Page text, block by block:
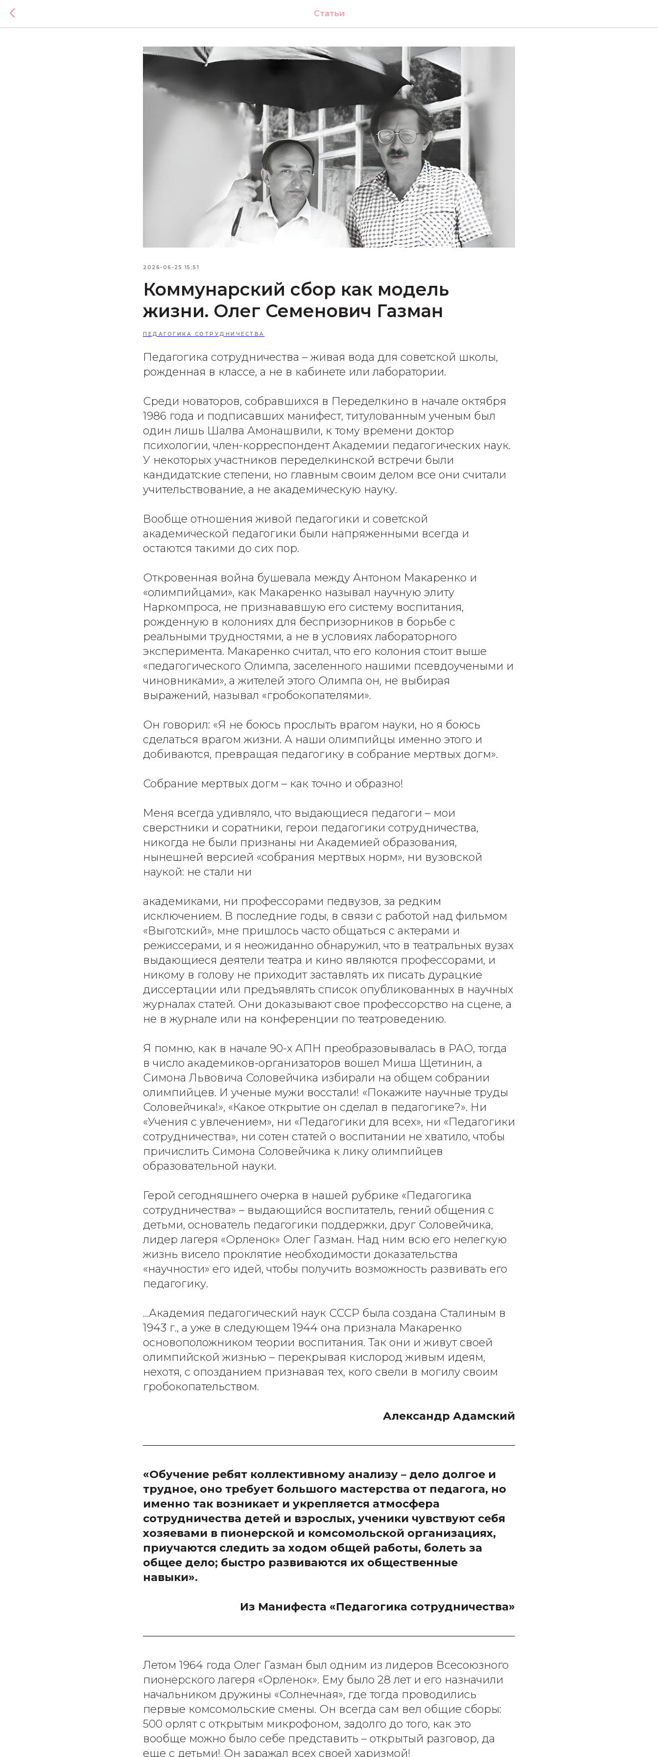
Статьи
2026-06-25 15:51
​Коммунарский сбор как модель
жизни. Олег Семенович Газман
ПЕДАГОГИКА СОТРУДНИЧЕСТВА
Педагогика сотрудничества – живая вода для советской школы,
рожденная в классе, а не в кабинете или лаборатории.
Среди новаторов, собравшихся в Переделкино в начале октября
1986 года и подписавших манифест, титулованным ученым был
один лишь Шалва Амонашвили, к тому времени доктор
психологии, член-корреспондент Академии педагогических наук.
У некоторых участников переделкинской встречи были
кандидатские степени, но главным своим делом все они считали
учительствование, а не академическую науку.
Вообще отношения живой педагогики и советской
академической педагогики были напряженными всегда и
остаются такими до сих пор.
Откровенная война бушевала между Антоном Макаренко и
«олимпийцами», как Макаренко называл научную элиту
Наркомпроса, не признававшую его систему воспитания,
рожденную в колониях для беспризорников в борьбе с
реальными трудностями, а не в условиях лабораторного
эксперимента. Макаренко считал, что его колония стоит выше
«педагогического Олимпа, заселенного нашими псевдоучеными и
чиновниками», а жителей этого Олимпа он, не выбирая
выражений, называл «гробокопателями».
Он говорил: «Я не боюсь прослыть врагом науки, но я боюсь
сделаться врагом жизни. А наши олимпийцы именно этого и
добиваются, превращая педагогику в собрание мертвых догм».
Собрание мертвых догм – как точно и образно!
Меня всегда удивляло, что выдающиеся педагоги – мои
сверстники и соратники, герои педагогики сотрудничества,
никогда не были признаны ни Академией образования,
нынешней версией «собрания мертвых норм», ни вузовской
наукой: не стали ни
академиками, ни профессорами педвузов, за редким
исключением. В последние годы, в связи с работой над фильмом
«Выготский», мне пришлось часто общаться с актерами и
режиссерами, и я неожиданно обнаружил, что в театральных вузах
выдающиеся деятели театра и кино являются профессорами, и
никому в голову не приходит заставлять их писать дурацкие
диссертации или предъявлять список опубликованных в научных
журналах статей. Они доказывают свое профессорство на сцене, а
не в журнале или на конференции по театроведению.
Я помню, как в начале 90-х АПН преобразовывалась в РАО, тогда
в число академиков-организаторов вошел Миша Щетинин, а
Симона Львовича Соловейчика избирали на общем собрании
олимпийцев. И ученые мужи восстали! «Покажите научные труды
Соловейчика!», «Какое открытие он сделал в педагогике?». Ни
«Учения с увлечением», ни «Педагогики для всех», ни «Педагогики
сотрудничества», ни сотен статей о воспитании не хватило, чтобы
причислить Симона Соловейчика к лику олимпийцев
образовательной науки.
Герой сегодняшнего очерка в нашей рубрике «Педагогика
сотрудничества» – выдающийся воспитатель, гений общения с
детьми, основатель педагогики поддержки, друг Соловейчика,
лидер лагеря «Орленок» Олег Газман. Над ним всю его нелегкую
жизнь висело проклятие необходимости доказательства
«научности» его идей, чтобы получить возможность развивать его
педагогику.
…Академия педагогический наук СССР была создана Сталиным в
1943 г., а уже в следующем 1944 она признала Макаренко
основоположником теории воспитания. Так они и живут своей
олимпийской жизнью – перекрывая кислород живым идеям,
нехотя, с опозданием признавая тех, кого свели в могилу своим
гробокопательством.
Александр Адамский
«Обучение ребят коллективному анализу – дело долгое и
трудное, оно требует большого мастерства от педагога, но
именно так возникает и укрепляется атмосфера
сотрудничества детей и взрослых, ученики чувствуют себя
хозяевами в пионерской и комсомольской организациях,
приучаются следить за ходом общей работы, болеть за
общее дело; быстро развиваются их общественные
навыки».
Из Манифеста «Педагогика сотрудничества»
Летом 1964 года Олег Газман был одним из лидеров Всесоюзного
пионерского лагеря «Орлёнок». Ему было 28 лет и его назначили
начальником дружины «Солнечная», где тогда проводились
первые комсомольские смены. Он всегда сам вел общие сборы:
500 орлят с открытым микрофоном, задолго до того, как это
вообще можно было себе представить – открытый разговор, да
еще с детьми! Он заражал всех своей харизмой!